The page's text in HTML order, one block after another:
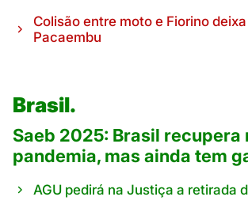
Colisão entre moto e Fiorino
Pacaembu
Brasil.
Saeb 2025: Brasil recupera
pandemia, mas ainda tem
AGU pedirá na Justiça a retirada